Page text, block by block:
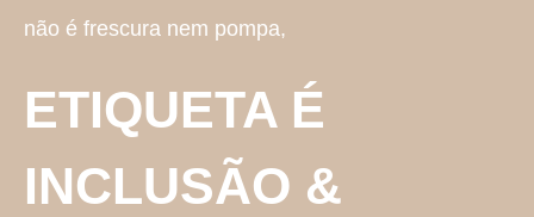
não é frescura nem pompa,
ETIQUETA É
INCLUSÃO &